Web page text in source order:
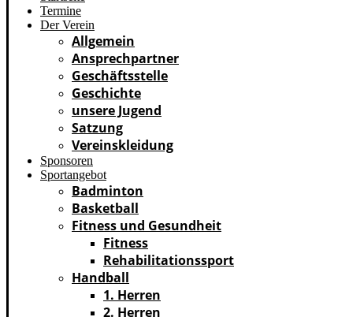
Termine
Der Verein
Allgemein
Ansprechpartner
Geschäftsstelle
Geschichte
unsere Jugend
Satzung
Vereinskleidung
Sponsoren
Sportangebot
Badminton
Basketball
Fitness und Gesundheit
Fitness
Rehabilitationssport
Handball
1. Herren
2. Herren